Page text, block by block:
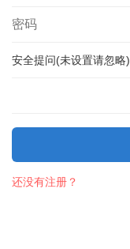
安全提问(未设置请忽略)
还没有注册？